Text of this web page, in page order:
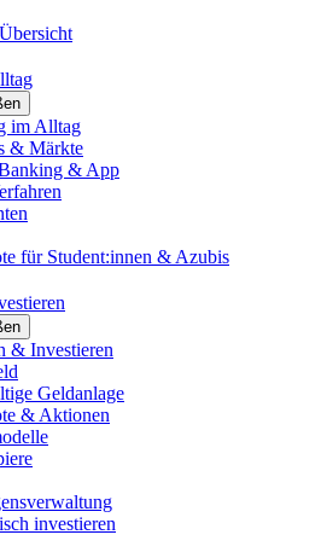
im Alltag
& Märkte
& App
für Student:innen & Azubis
& Investieren
Geldanlage
& Aktionen
investieren